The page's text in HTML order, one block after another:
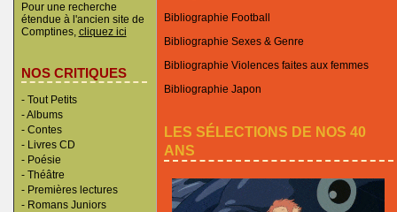
Pour une recherche
étendue à l'ancien site de
Comptines, cliquez ici
NOS CRITIQUES
- Tout Petits
-Albums
- Contes
- Livres CD
- Poésie
- Théâtre
- Premières lectures
- Romans Juniors
Bibliographie Football
Bibliographie Sexes & Genre
Bibliographie Violences faites aux femmes
Bibliographie Japon
LES SÉLECTIONS DE NOS 40
ANS